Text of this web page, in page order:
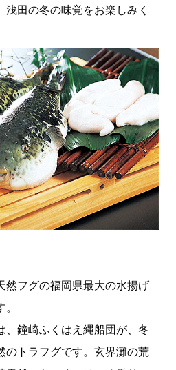
田の冬の味覚をお楽しみく
然フグの福岡県最大の水揚げ
、鐘崎ふくはえ縄船団が、冬
のトラフグです。玄界灘の荒